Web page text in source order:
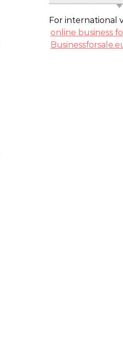
For international
online business